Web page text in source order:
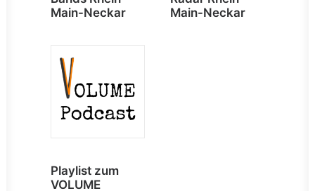
Main-Neckar
Main-Neckar
Playlist zum
VOLUME